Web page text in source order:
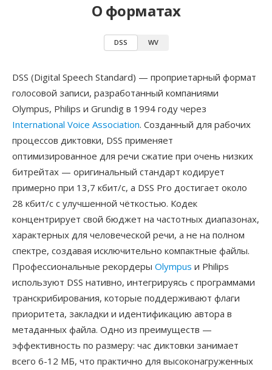
О форматах
DSS WV
DSS (Digital Speech Standard) — проприетарный формат
голосовой записи, разработанный компаниями
Olympus, Philips и Grundig в 1994 году через
International Voice Association. Созданный для рабочих
процессов диктовки, DSS применяет
оптимизированное для речи сжатие при очень низких
битрейтах — оригинальный стандарт кодирует
примерно при 13,7 кбит/с, а DSS Pro достигает около
28 кбит/с с улучшенной чёткостью. Кодек
концентрирует свой бюджет на частотных диапазонах,
характерных для человеческой речи, а не на полном
спектре, создавая исключительно компактные файлы.
Профессиональные рекордеры Olympus и Philips
используют DSS нативно, интегрируясь с программами
транскрибирования, которые поддерживают флаги
приоритета, закладки и идентификацию автора в
метаданных файла. Одно из преимуществ —
эффективность по размеру: час диктовки занимает
всего 6-12 МБ, что практично для высоконагруженных